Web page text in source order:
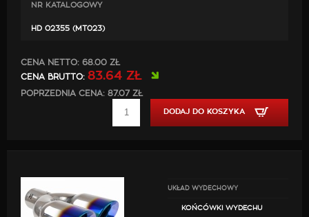
NR KATALOGOWY
HD 02355 (MT023)
CENA NETTO: 68.00 ZŁ
CENA BRUTTO: 83.64 ZŁ
POPRZEDNIA CENA: 87.07 ZŁ
DODAJ DO KOSZYKA
UKŁAD WYDECHOWY
KOŃCÓWKI WYDECHU